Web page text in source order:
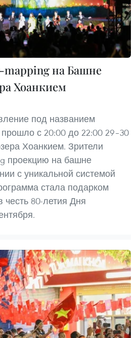
на Башне
Хоанкием
под названием
с 20:00 до 22:00 29–30
Хоанкием. Зрители
проекцию на башне
с уникальной системой
стала подарком
80-летия Дня